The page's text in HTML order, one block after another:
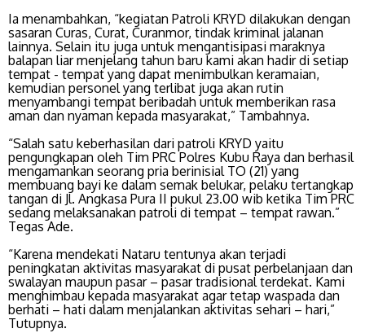
Ia menambahkan, “kegiatan Patroli KRYD dilakukan dengan
sasaran Curas, Curat, Curanmor, tindak kriminal jalanan
lainnya. Selain itu juga untuk mengantisipasi maraknya
balapan liar menjelang tahun baru kami akan hadir di setiap
tempat - tempat yang dapat menimbulkan keramaian,
kemudian personel yang terlibat juga akan rutin
menyambangi tempat beribadah untuk memberikan rasa
aman dan nyaman kepada masyarakat,” Tambahnya.
“Salah satu keberhasilan dari patroli KRYD yaitu
pengungkapan oleh Tim PRC Polres Kubu Raya dan berhasil
mengamankan seorang pria berinisial TO (21) yang
membuang bayi ke dalam semak belukar, pelaku tertangkap
tangan di Jl. Angkasa Pura II pukul 23.00 wib ketika Tim PRC
sedang melaksanakan patroli di tempat – tempat rawan.”
Tegas Ade.
“Karena mendekati Nataru tentunya akan terjadi
peningkatan aktivitas masyarakat di pusat perbelanjaan dan
swalayan maupun pasar – pasar tradisional terdekat. Kami
menghimbau kepada masyarakat agar tetap waspada dan
berhati – hati dalam menjalankan aktivitas sehari – hari,”
Tutupnya.